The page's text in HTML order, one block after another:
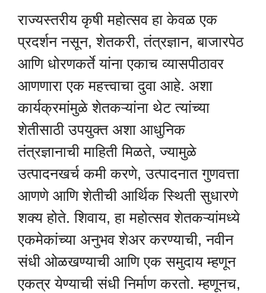
राज्यस्तरीय कृषी महोत्सव हा केवळ एक
प्रदर्शन नसून, शेतकरी, तंत्रज्ञान, बाजारपेठ
आणि धोरणकर्ते यांना एकाच व्यासपीठावर
आणणारा एक महत्त्वाचा दुवा आहे. अशा
कार्यक्रमांमुळे शेतकऱ्यांना थेट त्यांच्या
शेतीसाठी उपयुक्त अशा आधुनिक
तंत्रज्ञानाची माहिती मिळते, ज्यामुळे
उत्पादनखर्च कमी करणे, उत्पादनात गुणवत्ता
आणणे आणि शेतीची आर्थिक स्थिती सुधारणे
शक्य होते. शिवाय, हा महोत्सव शेतकऱ्यांमध्ये
एकमेकांच्या अनुभव शेअर करण्याची, नवीन
संधी ओळखण्याची आणि एक समुदाय म्हणून
एकत्र येण्याची संधी निर्माण करतो. म्हणूनच,